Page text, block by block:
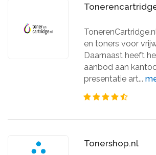
en toners voor
Daarnaast heeft
aanbod aan
presentatie art...
Tonershop.nl